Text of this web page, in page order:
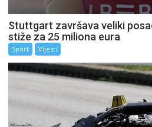
Stuttgart završava veliki
stiže za 25 miliona eura
Sport Vijesti